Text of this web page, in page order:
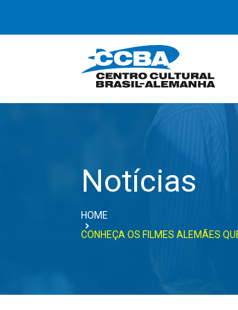
Notícias
HOME
CONHEÇA OS FILMES ALEMÃES